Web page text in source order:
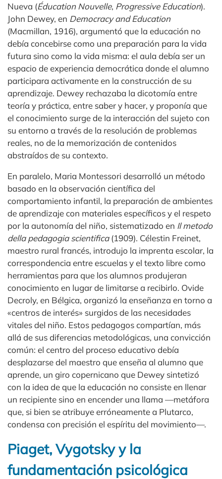
Nueva (Éducation Nouvelle, Progressive Education).
John Dewey, en Democracy and Education
(Macmillan, 1916), argumentó que la educación no
debía concebirse como una preparación para la vida
futura sino como la vida misma: el aula debía ser un
espacio de experiencia democrática donde el alumno
participara activamente en la construcción de su
aprendizaje. Dewey rechazaba la dicotomía entre
teoría y práctica, entre saber y hacer, y proponía que
el conocimiento surge de la interacción del sujeto con
su entorno a través de la resolución de problemas
reales, no de la memorización de contenidos
abstraídos de su contexto.
En paralelo, Maria Montessori desarrolló un método
basado en la observación científica del
comportamiento infantil, la preparación de ambientes
de aprendizaje con materiales específicos y el respeto
por la autonomía del niño, sistematizado en Il metodo
della pedagogia scientifica(1909). Célestin Freinet,
maestro rural francés, introdujo la imprenta escolar, la
correspondencia entre escuelas y el texto libre como
herramientas para que los alumnos produjeran
conocimiento en lugar de limitarse a recibirlo. Ovide
Decroly, en Bélgica, organizó la enseñanza en torno a
«centros de interés» surgidos de las necesidades
vitales del niño. Estos pedagogos compartían, más
allá de sus diferencias metodológicas, una convicción
común: el centro del proceso educativo debía
desplazarse del maestro que enseña al alumno que
aprende, un giro copernicano que Dewey sintetizó
con la idea de que la educación no consiste en llenar
un recipiente sino en encender una llama —metáfora
que, si bien se atribuye erróneamente a Plutarco,
condensa con precisión el espíritu del movimiento—.
Piaget, Vygotsky y la
fundamentación psicológica